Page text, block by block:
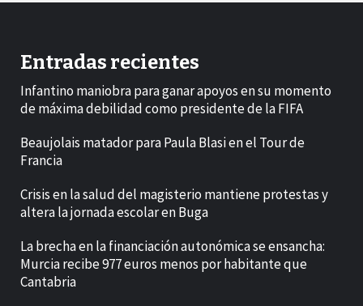
Entradas recientes
Infantino maniobra para ganar apoyos en su momento
de máxima debilidad como presidente de la FIFA
Beaujolais matador para Paula Blasi en el Tour de
Francia
Crisis en la salud del magisterio mantiene protestas y
altera la jornada escolar en Buga
La brecha en la financiación autonómica se ensancha:
Murcia recibe 977 euros menos por habitante que
Cantabria